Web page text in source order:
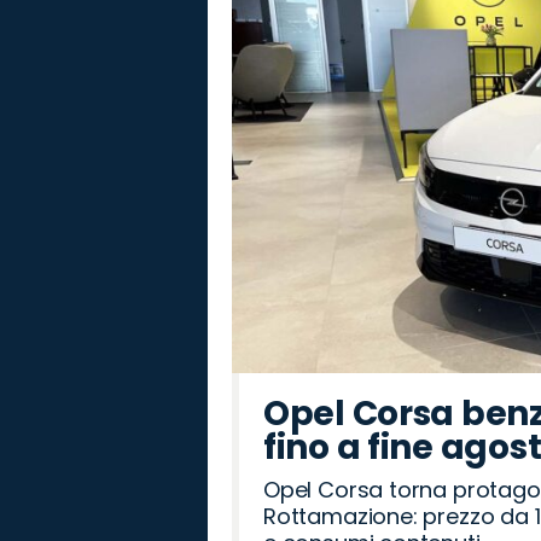
Romeo
Rover
Opel Corsa
fino a fine
Opel Corsa torna
Rottamazione: prezzo da